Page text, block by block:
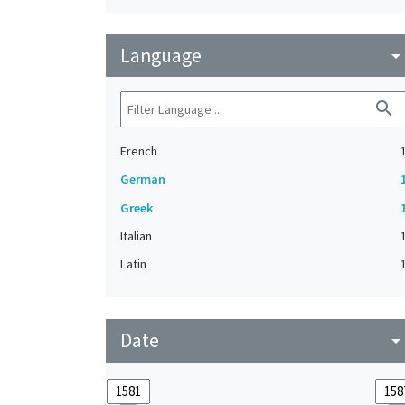
Language arrow_drop_down
search
French
1
German
Greek
Italian
1
Latin
1
Date arrow_drop_down